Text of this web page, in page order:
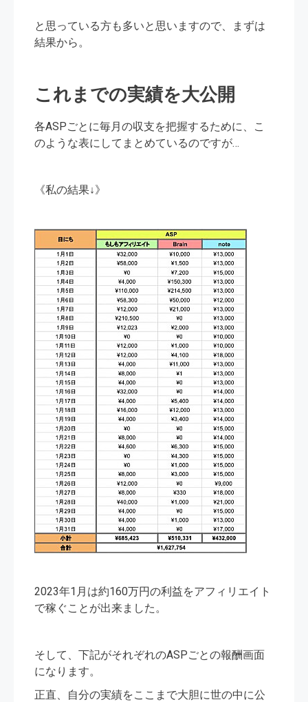
と思っている方も多いと思いますので、まずは
結果から。
これまでの実績を大公開
各ASPごとに毎月の収支を把握するために、こ
のような表にしてまとめているのですが…
《私の結果↓》
2023年1月は約160万円の利益をアフィリエイト
で稼ぐことが出来ました。
そして、下記がそれぞれのASPごとの報酬画面
になります。
正直、自分の実績をここまで大胆に世の中に公